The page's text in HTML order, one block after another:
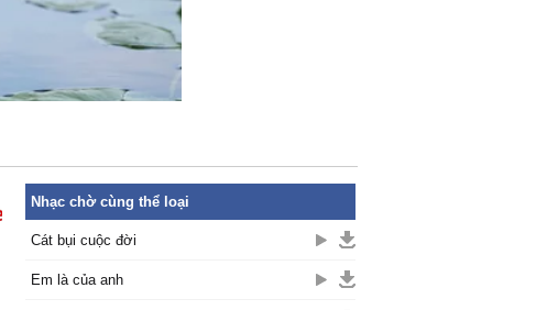
Nhạc chờ cùng thể loại
Cát bụi cuộc đời
Em là của anh